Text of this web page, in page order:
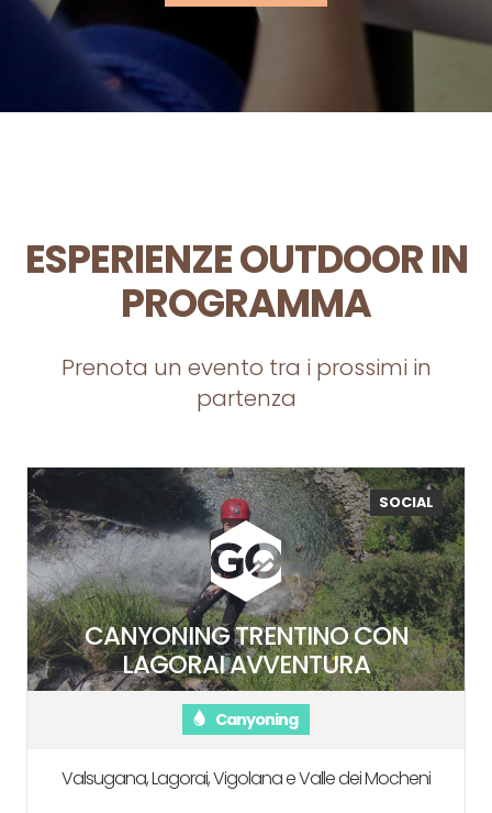
ESPERIENZE OUTDOOR IN
PROGRAMMA
Prenota un evento tra i prossimi in
partenza
CANYONING TRENTINO CON
LAGORAI AVVENTURA
SOCIAL
Canyoning
Valsugana, Lagorai, Vigolana e Valle dei Mocheni